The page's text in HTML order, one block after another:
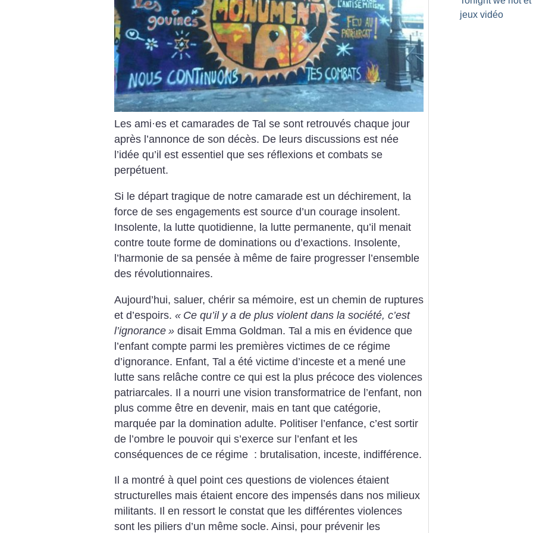
Les ami·es et camarades de Tal se sont retrouvés chaque jour
après l’annonce de son décès. De leurs discussions est née
l’idée qu’il est essentiel que ses réflexions et combats se
perpétuent.
Si le départ tragique de notre camarade est un déchirement, la
force de ses engagements est source d’un courage insolent.
Insolente, la lutte quotidienne, la lutte permanente, qu’il menait
contre toute forme de dominations ou d’exactions. Insolente,
l’harmonie de sa pensée à même de faire progresser l’ensemble
des révolutionnaires.
Aujourd’hui, saluer, chérir sa mémoire, est un chemin de ruptures
et d’espoirs. « Ce qu’il y a de plus violent dans la société, c’est
l’ignorance » disait Emma Goldman. Tal a mis en évidence que
l’enfant compte parmi les premières victimes de ce régime
d’ignorance. Enfant, Tal a été victime d’inceste et a mené une
lutte sans relâche contre ce qui est la plus précoce des violences
patriarcales. Il a nourri une vision transformatrice de l’enfant, non
plus comme être en devenir, mais en tant que catégorie,
marquée par la domination adulte. Politiser l’enfance, c’est sortir
de l’ombre le pouvoir qui s’exerce sur l’enfant et les
conséquences de ce régime : brutalisation, inceste, indifférence.
Il a montré à quel point ces questions de violences étaient
structurelles mais étaient encore des impensés dans nos milieux
militants. Il en ressort le constat que les différentes violences
sont les piliers d’un même socle. Ainsi, pour prévenir les
jeux vidéo